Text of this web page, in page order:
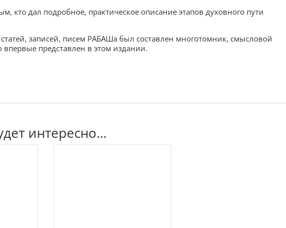
кто дал подробное, практическое описание этапов духовного пути
записей, писем РАБАШа был составлен многотомник, смысловой
впервые представлен в этом издании.
интересно…